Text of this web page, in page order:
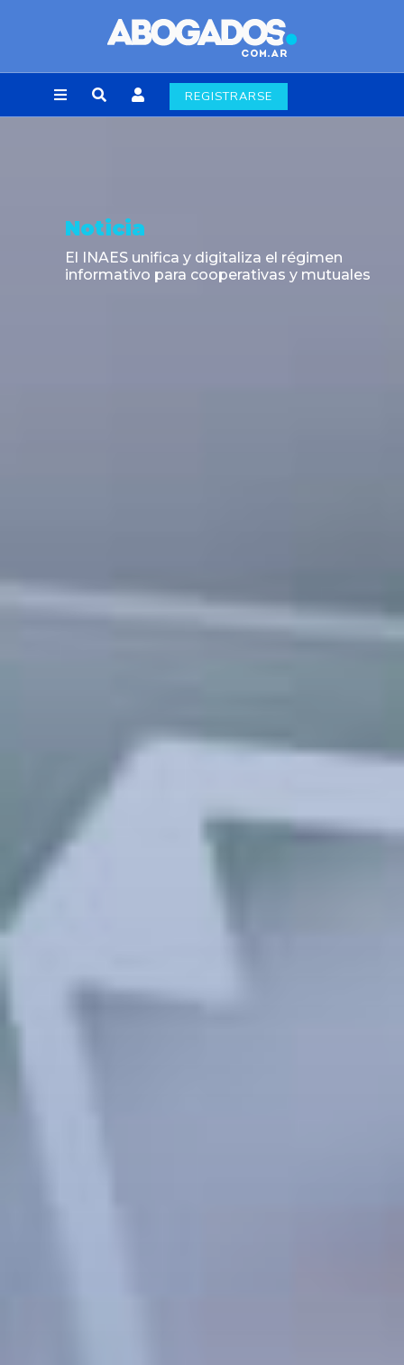
REGISTRARSE
Noticia
El INAES unifica y digitaliza el régimen
informativo para cooperativas y mutuales